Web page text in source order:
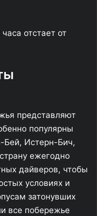
отстает от
представляют
популярны
Бей, Истерн-Бич,
ежегодно
дайверов, чтобы
условиях и
затонувших
все побережье